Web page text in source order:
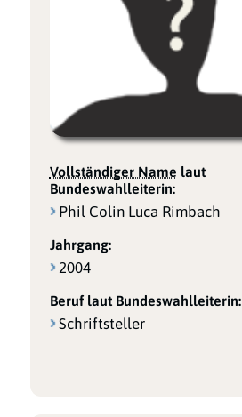
Vollständiger Name laut
Bundeswahlleiterin:
Phil Colin Luca Rimbach
Jahrgang:
2004
Beruf laut Bundeswahlleiterin:
Schriftsteller